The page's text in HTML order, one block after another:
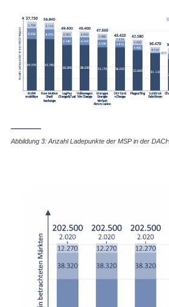
Abbildung 3: Anzahl Ladepunkte der MSP in der